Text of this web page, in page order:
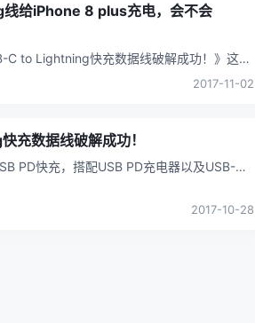
给iPhone 8 plus充电，会不会
C to Lightning快充数据线破解成功！》这一
2017-11-02
充数据线破解成功！
PD快充，搭配USB PD充电器以及USB-C
2017-10-28